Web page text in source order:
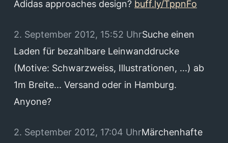
Adidas approaches design? buff.ly/TppnFo
2. September 2012, 15:52 UhrSuche einen
Laden für bezahlbare Leinwanddrucke
(Motive: Schwarzweiss, Illustrationen, ...) ab
1m Breite... Versand oder in Hamburg.
Anyone?
2. September 2012, 17:04 UhrMärchenhafte